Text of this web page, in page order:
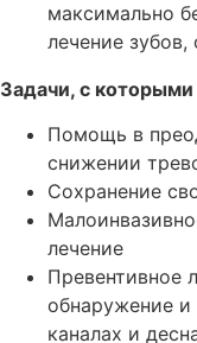
максимально
лечение зубов,
Задачи, с
Помощь в
снижении
Сохранение
лечение
Превентивное
обнаружение и
каналах и